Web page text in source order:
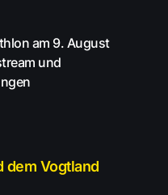
am 9. August
und
dem Vogtland